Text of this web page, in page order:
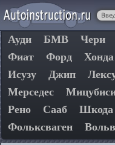
Ауди БМВ Чери
Фиат
Форд Хонда
Исузу
Джип
Мерседес
Рено
Сааб Шкода
Фольксваген